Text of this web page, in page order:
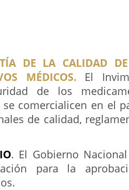
DE LA CALIDAD DE
MÉDICOS. El
de los
comercialicen en el
de calidad,
. El Gobierno
para la